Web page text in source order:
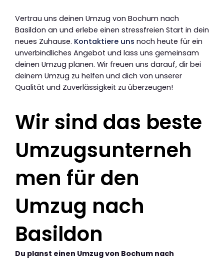
Vertrau uns deinen Umzug von Bochum nach
Basildon an und erlebe einen stressfreien Start in dein
neues Zuhause. Kontaktiere uns noch heute für ein
unverbindliches Angebot und lass uns gemeinsam
deinen Umzug planen. Wir freuen uns darauf, dir bei
deinem Umzug zu helfen und dich von unserer
Qualität und Zuverlässigkeit zu überzeugen!
Wir sind das beste
Umzugsunterneh
men für den
Umzug nach
Basildon
Du planst einen Umzug von Bochum nach